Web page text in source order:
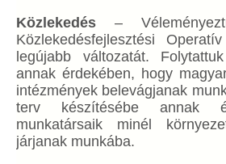
Közlekedés –
Közlekedésfejlesztési
legújabb változatát.
annak érdekében, hogy
intézmények belevágjanak
terv készítésébe annak
munkatársaik minél
járjanak munkába.